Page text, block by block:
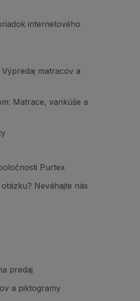
internetového
matracov a
Matrace, vankúše a
Purtex
Neváhajte nás
predaj
a piktogramy